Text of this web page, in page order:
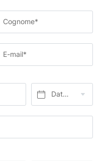
Cognome*
E-mail*
Data di nascita*